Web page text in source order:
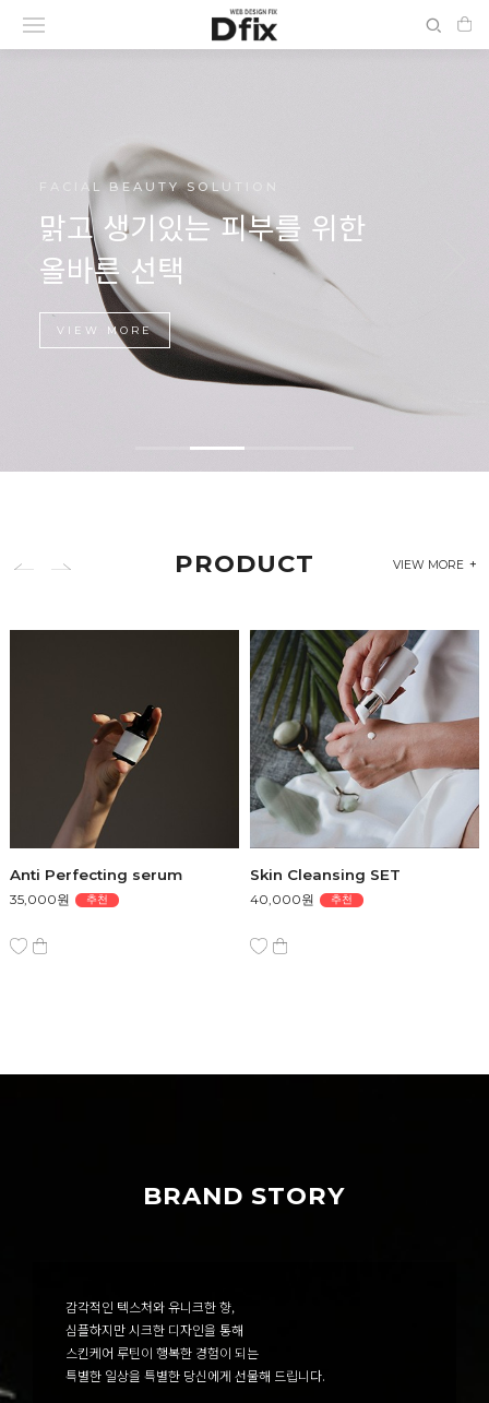
FACIAL BEAUTY SOLUTION
맑고 생기있는 피부를 위한
올바른 선택
VIEW MORE
VIEW MORE
PRODUCT
Anti Perfecting serum
35,000원
Skin Cleansing SET
40,000원
BRAND STORY
감각적인 텍스처와 유니크한 향,
심플하지만 시크한 디자인을 통해
스킨케어 루틴이 행복한 경험이 되는
특별한 일상을 특별한 당신에게 선물해 드립니다.